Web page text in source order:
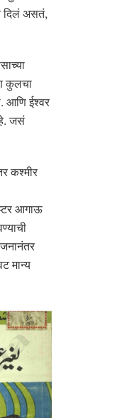
दिलं असतं,
कुलचा
आणि ईश्वर
जसं
कश्मीर
आगाऊ
मान्य